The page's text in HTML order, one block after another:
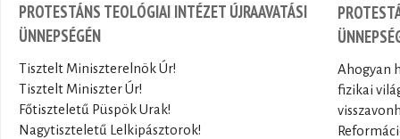
PROTESTÁNS TEOLÓGIAI INTÉZET ÚJRAAVATÁSI
ÜNNEPSÉGÉN
Tisztelt Miniszterelnök Úr!
Tisztelt Miniszter Úr!
Főtiszteletű Püspök Urak!
Nagytiszteletű Lelkipásztorok!
Ahogyan
fizikai